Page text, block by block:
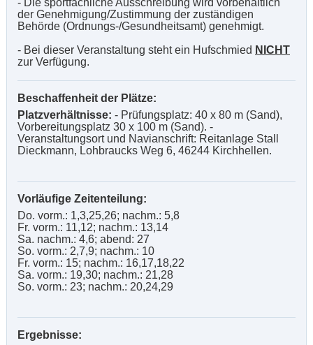
- Die sportfachliche Ausschreibung wird vorbehaltlich
der Genehmigung/Zustimmung der zuständigen
Behörde (Ordnungs-/Gesundheitsamt) genehmigt.
- Bei dieser Veranstaltung steht ein Hufschmied NICHT
zur Verfügung.
Beschaffenheit der Plätze:
Platzverhältnisse: - Prüfungsplatz: 40 x 80 m (Sand),
Vorbereitungsplatz 30 x 100 m (Sand). -
Veranstaltungsort und Navianschrift: Reitanlage Stall
Dieckmann, Lohbraucks Weg 6, 46244 Kirchhellen.
Vorläufige Zeitenteilung:
Do. vorm.: 1,3,25,26; nachm.: 5,8
Fr. vorm.: 11,12; nachm.: 13,14
Sa. nachm.: 4,6; abend: 27
So. vorm.: 2,7,9; nachm.: 10
Fr. vorm.: 15; nachm.: 16,17,18,22
Sa. vorm.: 19,30; nachm.: 21,28
So. vorm.: 23; nachm.: 20,24,29
Ergebnisse: